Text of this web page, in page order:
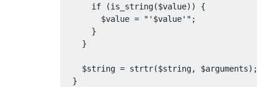
if
(is_string($value))
{
        $value
= "'$value'" ;
}
}
    $string
= strtr($string, $arguments);
}